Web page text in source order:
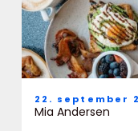
22. september
Mia Andersen